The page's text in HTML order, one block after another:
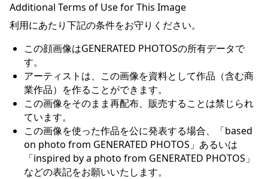
Additional Terms of Use for This Image
利用にあたり下記の条件をお守りください。
この顔画像はGENERATED PHOTOSの所有データで
す。
アーティストは、この画像を資料として作品（含む商
業作品）を作ることができます。
この画像をそのまま再配布、販売することは禁じられ
ています。
この画像を使った作品を公に発表する場合、「based
on photo from GENERATED PHOTOS」あるいは
「inspired by a photo from GENERATED PHOTOS」
などの表記をお願いいたします。